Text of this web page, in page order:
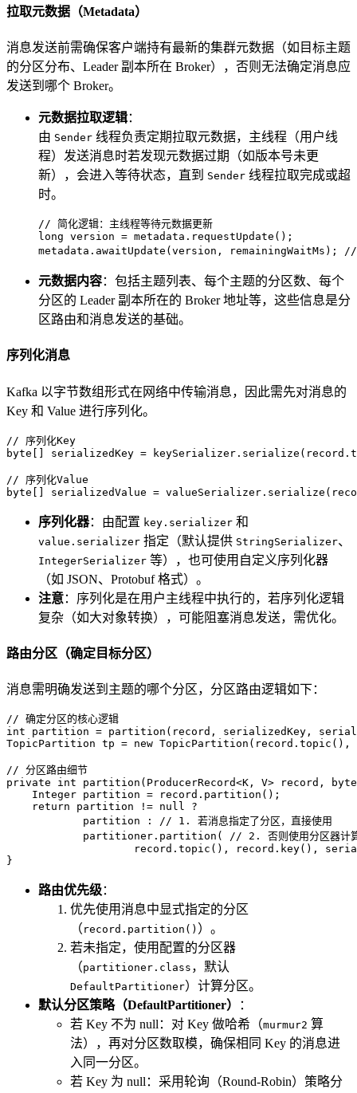
拉取元数据（Metadata）
消息发送前需确保客户端持有最新的集群元数据（如目标主题
的分区分布、Leader 副本所在 Broker），否则无法确定消息应
发送到哪个 Broker。
元数据拉取逻辑：
由 Sender 线程负责定期拉取元数据，主线程（用户线
程）发送消息时若发现元数据过期（如版本号未更
新），会进入等待状态，直到 Sender 线程拉取完成或超
时。
// 简化逻辑：主线程等待元数据更新
long version = metadata.requestUpdate();
metadata.awaitUpdate(version, remainingWaitMs); //
元数据内容：包括主题列表、每个主题的分区数、每个
分区的 Leader 副本所在的 Broker 地址等，这些信息是分
区路由和消息发送的基础。
序列化消息
Kafka 以字节数组形式在网络中传输消息，因此需先对消息的
Key 和 Value 进行序列化。
// 序列化Key
byte [] serializedKey =
// 序列化Value
byte [] serializedValue =
序列化器：由配置 key.serializer 和
value.serializer 指定（默认提供 StringSerializer、
IntegerSerializer 等），也可使用自定义序列化器
（如 JSON、Protobuf 格式）。
注意：序列化是在用户主线程中执行的，若序列化逻辑
复杂（如大对象转换），可能阻塞消息发送，需优化。
路由分区（确定目标分区）
消息需明确发送到主题的哪个分区，分区路由逻辑如下：
// 确定分区的核心逻辑
int
partition =
TopicPartition tp = new TopicPartition
// 分区路由细节
private
int partition (ProducerRecord<K, V> record,
byte
Integer partition = record.partition();
return partition != null ?
            partition :
// 1. 若消息指定了分区，直接使用
            partitioner.partition(
// 2. 否则使用分区器计
record.topic(), record.key(),
}
路由优先级：
优先使用消息中显式指定的分区
（ record.partition() ）。
若未指定，使用配置的分区器
（partitioner.class ，默认
DefaultPartitioner）计算分区。
默认分区策略（DefaultPartitioner）
：
若 Key 不为 null：对 Key 做哈希（murmur2 算
法），再对分区数取模，确保相同 Key 的消息进
入同一分区。
若 Key 为 null：采用轮询（Round-Robin）策略分